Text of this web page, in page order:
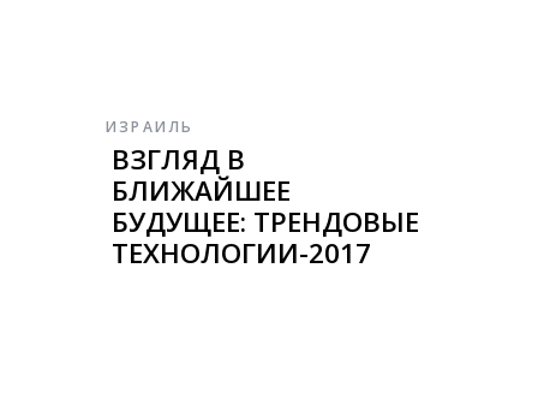
ИЗРАИЛЬ
ВЗГЛЯД В
БЛИЖАЙШЕЕ
БУДУЩЕЕ: ТРЕНДОВЫЕ
ТЕХНОЛОГИИ-2017